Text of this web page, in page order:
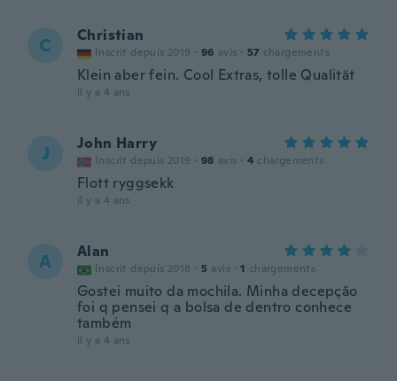
C Christian
Inscrit depuis 2019 · 96 avis · 57 chargements
Klein aber fein. Cool Extras, tolle Qualität
il y a 4 ans
J John Harry
Inscrit depuis 2019 · 98 avis · 4 chargements
Flott ryggsekk
il y a 4 ans
A Alan
Inscrit depuis 2018 · 5 avis · 1 chargements
Gostei muito da mochila. Minha decepção
foi q pensei q a bolsa de dentro conhece
também
il y a 4 ans